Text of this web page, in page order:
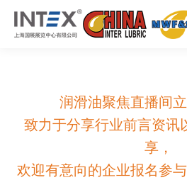
润滑油聚焦直播间
致力于分享行业前言资讯
享，
欢迎有意向的企业报名参